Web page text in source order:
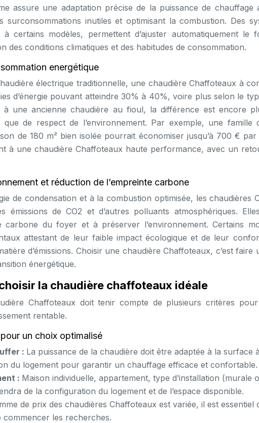
assure une adaptation précise de la puissance de chauffage
surconsommations inutiles et optimisant la combustion. Des
à certains modèles, permettent d’ajuster automatiquement le
des conditions climatiques et des habitudes de consommation.
energétique
électrique traditionnelle, une chaudière Chaffoteaux à
d’énergie pouvant atteindre 30% à 40%, voire plus selon le
à une ancienne chaudière au fioul, la différence est encore
que de respect de l’environnement. Par exemple, une famille
de 180 m² bien isolée pourrait économiser jusqu’à 700 €
à une chaudière Chaffoteaux haute performance, avec un
et réduction de l’empreinte carbone
de condensation et à la combustion optimisée, les chaudières
émissions de CO2 et d’autres polluants atmosphériques.
carbone du foyer et à préserver l’environnement. Certains
attestant de leur faible impact écologique et de leur
d’émissions. Choisir une chaudière Chaffoteaux, c’est
énergétique.
la chaudière chaffoteaux idéale
Chaffoteaux doit tenir compte de plusieurs critères
rentable.
un choix optimalisé
: La puissance de la chaudière doit être adaptée à la surface
du logement pour garantir un chauffage efficace et confortable.
: Maison individuelle, appartement, type d’installation (murale
de la configuration du logement et de l’espace disponible.
de prix des chaudières Chaffoteaux est variée, il est essentiel
commencer les recherches.